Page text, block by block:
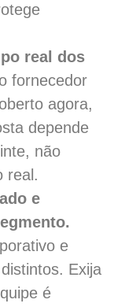
real dos
fornecedor
agora,
depende
não
real.
e
e
Exija
é